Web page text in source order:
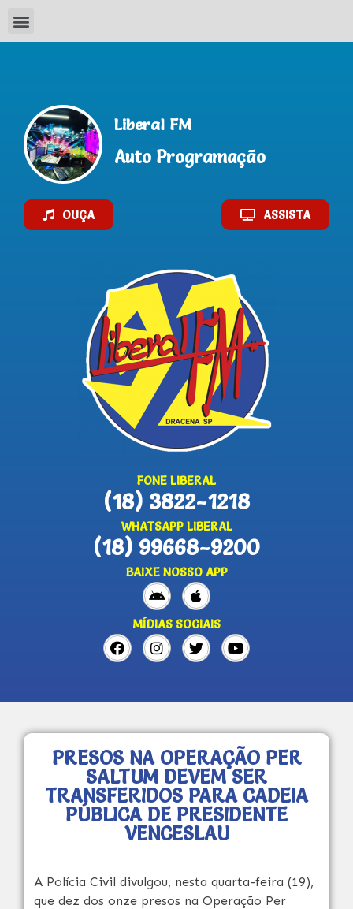
Liberal FM
Auto Programação
OUÇA ASSISTA
FONE LIBERAL
(18) 3822-1218
WHATSAPP LIBERAL
(18) 99668-9200
BAIXE NOSSO APP
MÍDIAS SOCIAIS
PRESOS NA OPERAÇÃO PER
SALTUM DEVEM SER
TRANSFERIDOS PARA CADEIA
PÚBLICA DE PRESIDENTE
VENCESLAU
A Polícia Civil divulgou, nesta quarta-feira (19),
que dez dos onze presos na Operação Per